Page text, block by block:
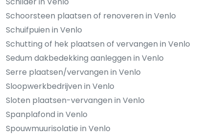
Schoorsteen plaatsen of renoveren in Venlo
Schuifpuien in Venlo
Schutting of hek plaatsen of vervangen in Venlo
Sedum dakbedekking aanleggen in Venlo
Serre plaatsen/vervangen in Venlo
Sloopwerkbedrijven in Venlo
Sloten plaatsen-vervangen in Venlo
Spanplafond in Venlo
Spouwmuurisolatie in Venlo